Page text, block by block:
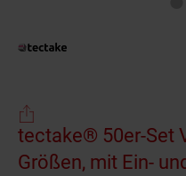
tectake® 50er-Set
Größen, mit Ein-